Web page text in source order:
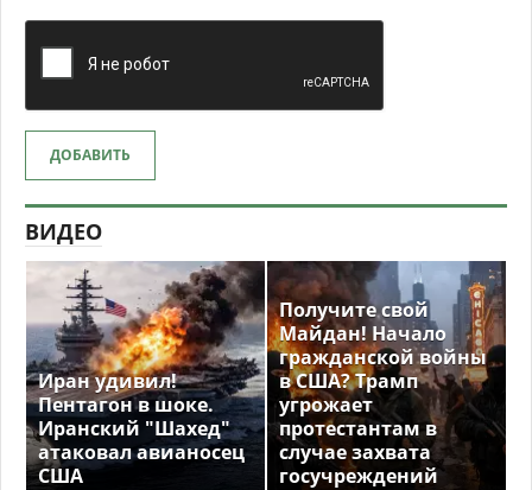
ДОБАВИТЬ
ВИДЕО
Иран удивил!
Пентагон в шоке.
Иранский "Шахед"
атаковал авианосец
США
Получите свой
Майдан! Начало
гражданской войны
в США? Трамп
угрожает
протестантам в
случае захвата
госучреждений